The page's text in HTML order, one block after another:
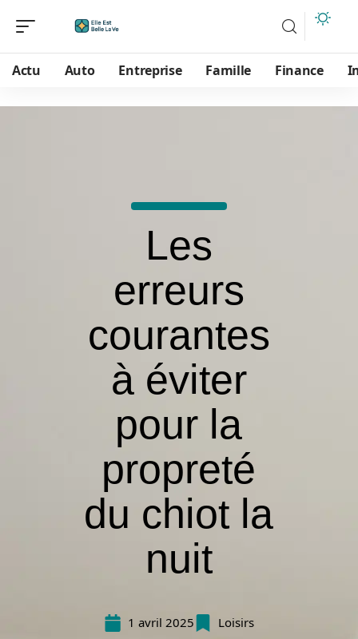
Actu Auto Entreprise Famille Finance
Les
erreurs
courantes
à éviter
pour la
propreté
du chiot la
nuit
1 avril 2025 Loisirs